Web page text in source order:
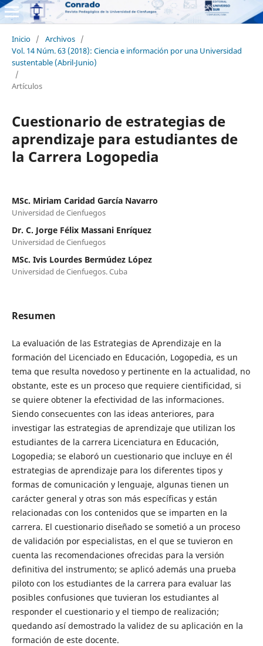
Inicio / Archivos /
Vol. 14 Núm. 63 (2018): Ciencia e información por una Universidad
sustentable (Abril-Junio)
/
Artículos
Cuestionario de estrategias de
aprendizaje para estudiantes de
la Carrera Logopedia
MSc. Miriam Caridad García Navarro
Universidad de Cienfuegos
Dr. C. Jorge Félix Massani Enríquez
Universidad de Cienfuegos
MSc. Ivis Lourdes Bermúdez López
Universidad de Cienfuegos. Cuba
Resumen
La evaluación de las Estrategias de Aprendizaje en la
formación del Licenciado en Educación, Logopedia, es un
tema que resulta novedoso y pertinente en la actualidad, no
obstante, este es un proceso que requiere cientificidad, si
se quiere obtener la efectividad de las informaciones.
Siendo consecuentes con las ideas anteriores, para
investigar las estrategias de aprendizaje que utilizan los
estudiantes de la carrera Licenciatura en Educación,
Logopedia; se elaboró un cuestionario que incluye en él
estrategias de aprendizaje para los diferentes tipos y
formas de comunicación y lenguaje, algunas tienen un
carácter general y otras son más específicas y están
relacionadas con los contenidos que se imparten en la
carrera. El cuestionario diseñado se sometió a un proceso
de validación por especialistas, en el que se tuvieron en
cuenta las recomendaciones ofrecidas para la versión
definitiva del instrumento; se aplicó además una prueba
piloto con los estudiantes de la carrera para evaluar las
posibles confusiones que tuvieran los estudiantes al
responder el cuestionario y el tiempo de realización;
quedando así demostrado la validez de su aplicación en la
formación de este docente.